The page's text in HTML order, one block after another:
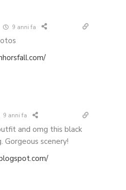
9 anni fa
9 anni fa
and omg this black
Gorgeous scenery!